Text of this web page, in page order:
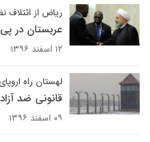
ریاض از ائتلاف
عربستان در پی
۱۲ اسفند ۱۳۹۶
لهستان راه
قانونی ضد
۰۹ اسفند ۱۳۹۶